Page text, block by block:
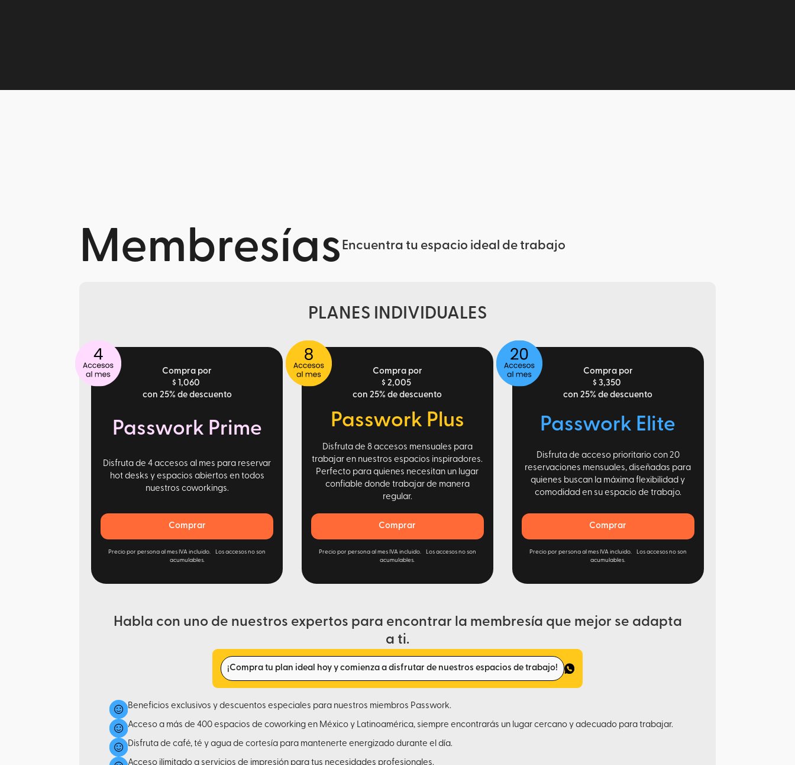
Membresías Encuentra tu espacio ideal de trabajo
PLANES INDIVIDUALES
Compra por
$ 1,060
con 25% de descuento
Passwork Prime
Disfruta de 4 accesos al mes para reservar
hot desks y espacios abiertos en todos
nuestros coworkings.
Comprar
Precio por persona al mes IVA incluido. Los accesos no son
acumulables.
Compra por
$ 2,005
con 25% de descuento
Passwork Plus
Disfruta de 8 accesos mensuales para
trabajar en nuestros espacios inspiradores.
Perfecto para quienes necesitan un lugar
confiable donde trabajar de manera
regular.
Comprar
Precio por persona al mes IVA incluido. Los accesos no son
acumulables.
Compra por
$ 3,350
con 25% de descuento
Passwork Elite
Disfruta de acceso prioritario con 20
reservaciones mensuales, diseñadas para
quienes buscan la máxima flexibilidad y
comodidad en su espacio de trabajo.
Comprar
Precio por persona al mes IVA incluido. Los accesos no son
acumulables.
Habla con uno de nuestros expertos para encontrar la membresía que mejor se adapta
a ti.
¡Compra tu plan ideal hoy y comienza a disfrutar de nuestros espacios de trabajo!
Beneficios exclusivos y descuentos especiales para nuestros miembros Passwork.
Acceso a más de 400 espacios de coworking en México y Latinoamérica, siempre encontrarás un lugar cercano y adecuado para trabajar.
Disfruta de café, té y agua de cortesía para mantenerte energizado durante el día.
Acceso ilimitado a servicios de impresión para tus necesidades profesionales.